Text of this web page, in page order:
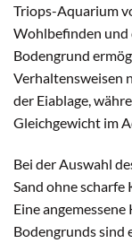
Triops-Aquarium
Wohlbefinden und
Bodengrund
Verhaltensweisen
der Eiablage,
Gleichgewicht im
Bei der Auswahl
Sand ohne scharfe
Eine
Bodengrunds sind